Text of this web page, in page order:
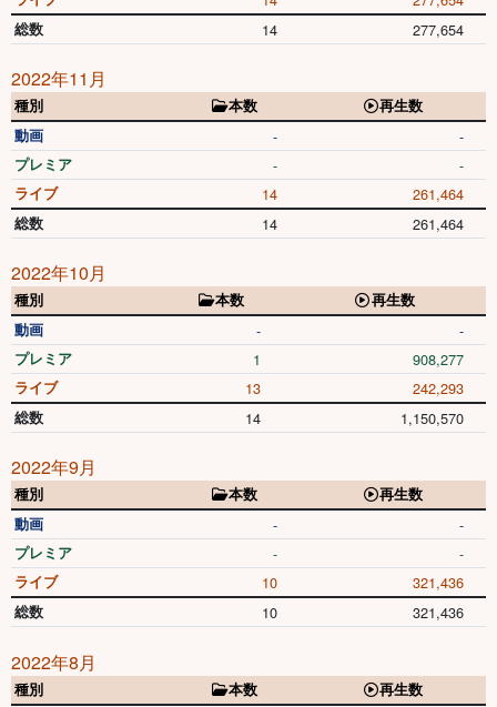
総数 14 277,654
2022年11月
種別 本数
再生数
動画
- -
プレミア - -
ライブ 14 261,464
総数 14 261,464
2022年10月
種別 本数
再生数
動画
- -
プレミア 1 908,277
ライブ 13 242,293
総数 14 1,150,570
2022年9月
種別 本数
再生数
動画
- -
プレミア - -
ライブ 10 321,436
総数 10 321,436
2022年8月
種別 本数
再生数